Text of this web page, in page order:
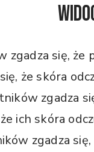
zgadza się, że
że skóra
zgadza
ich skóra
zgadza